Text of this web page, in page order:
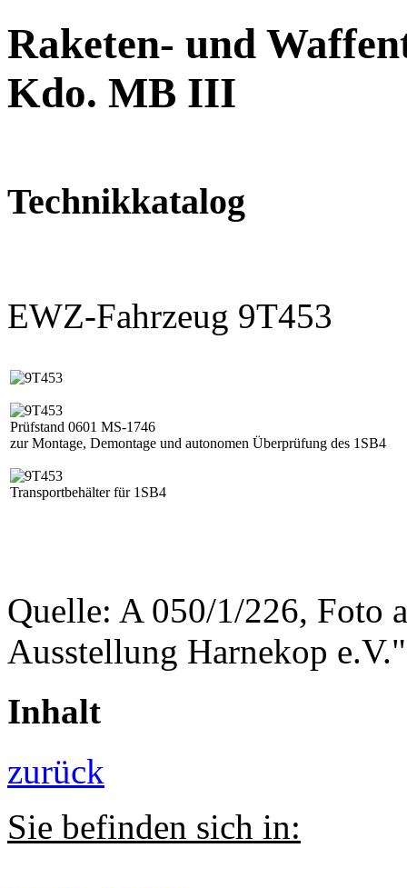
Raketen- und
Kdo. MB III
Technikkatalog
EWZ-Fahrzeug 9T453
Prüfstand 0601 MS-1746
zur Montage, Demontage und autonomen Überprüfung des 1SB4
Transportbehälter für 1SB4
Quelle: A 050/1/226, Foto
Ausstellung Harnekop e.V."
Inhalt
zurück
Sie befinden sich in: